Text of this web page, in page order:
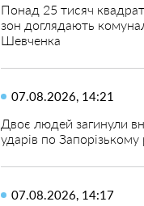
Понад 25 тисяч
зон доглядають
Шевченка
07.08.2026, 14:21
Двоє людей загинули
ударів по
07.08.2026, 14:17